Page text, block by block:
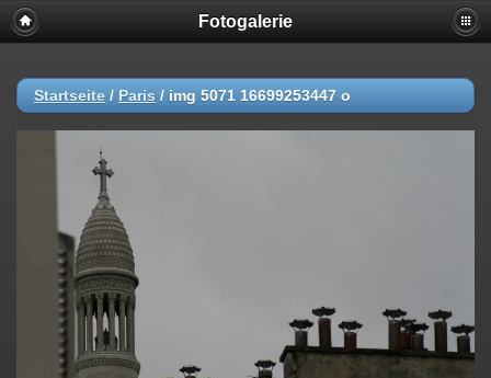
Fotogalerie
Startseite / Paris / img 5071 16699253447 o